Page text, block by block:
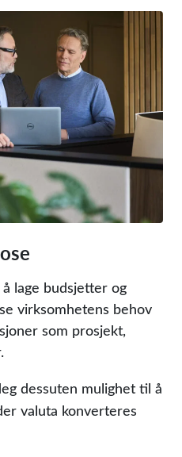
lage budsjetter og
virksomhetens behov
som prosjekt,
dessuten mulighet til å
valuta konverteres